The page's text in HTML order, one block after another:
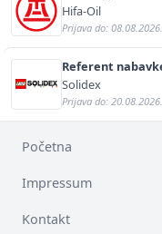
Hifa-Oil
Prijava do:
Referent
Solidex
Prijava do:
Početna
Impressum
Kontakt